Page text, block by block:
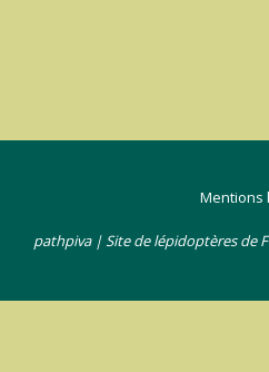
Mentions
pathpiva | Site de lépidoptères de